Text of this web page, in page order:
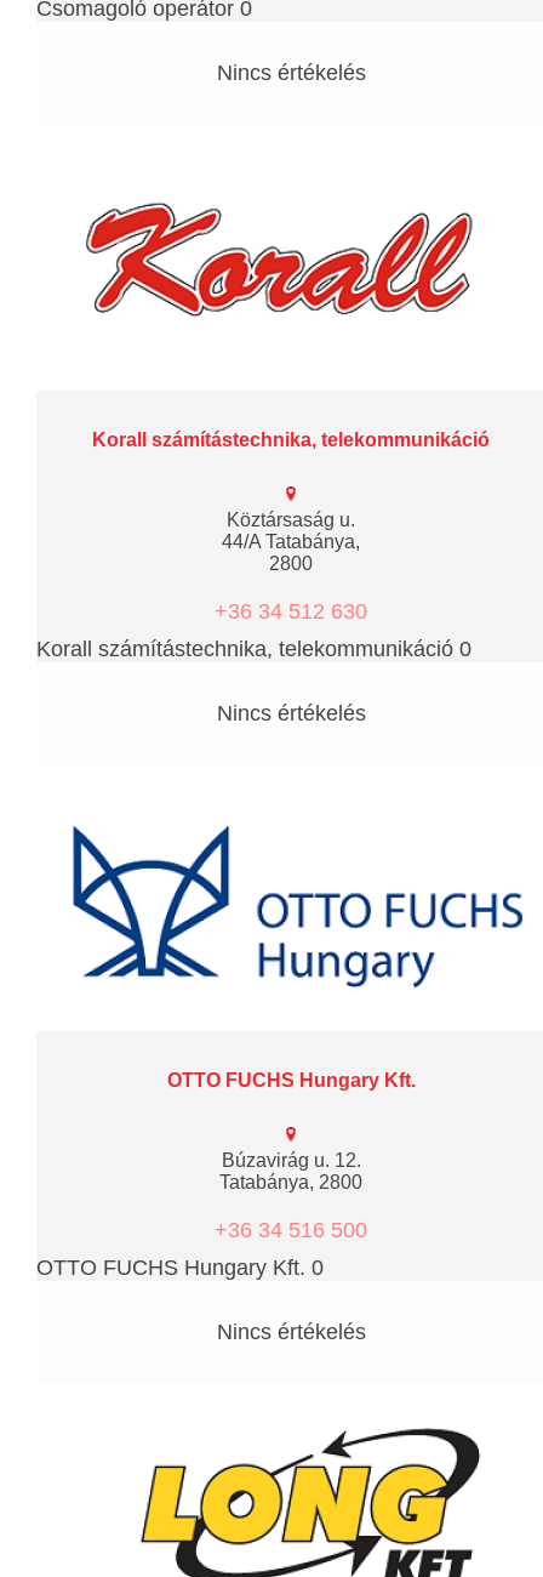
Csomagoló operátor 0
Nincs értékelés
Korall számítástechnika, telekommunikáció
Köztársaság u.
44/A Tatabánya,
2800
+36 34 512 630
Korall számítástechnika, telekommunikáció 0
Nincs értékelés
OTTO FUCHS Hungary Kft.
Búzavirág u. 12.
Tatabánya, 2800
+36 34 516 500
OTTO FUCHS Hungary Kft. 0
Nincs értékelés